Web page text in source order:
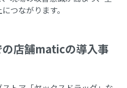
つながります。
の店舗maticの導入事